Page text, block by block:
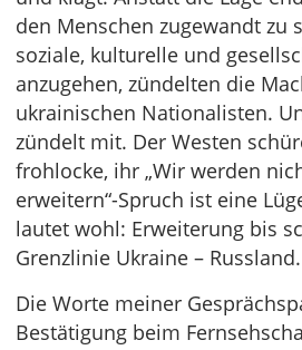
den Menschen zugewandt zu
soziale, kulturelle und
anzugehen, zündelten die
ukrainischen Nationalisten.
zündelt mit. Der Westen
frohlocke, ihr „Wir werden
erweitern“-Spruch ist eine
lautet wohl: Erweiterung bis
Grenzlinie Ukraine – Russland.
Die Worte meiner
Bestätigung beim